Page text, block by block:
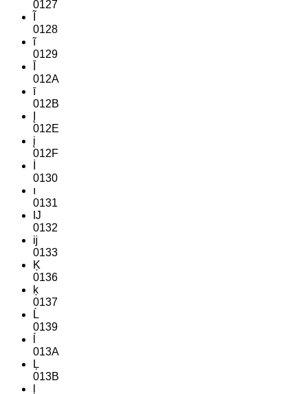
0127
0128
ĩ
0129
012A
ī
012B
012E
į
012F
0130
ı
0131
Ĳ
0132
ĳ
0133
Ķ
0136
ķ
0137
Ĺ
0139
013A
Ļ
013B